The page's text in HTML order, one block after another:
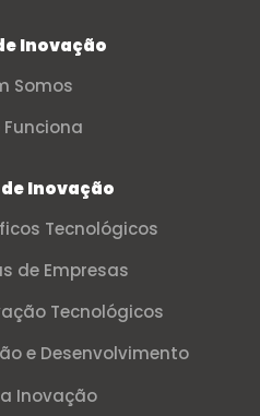
Inovação
Somos
Inovação
Tecnológicos
de Empresas
Tecnológicos
e Desenvolvimento
Inovação